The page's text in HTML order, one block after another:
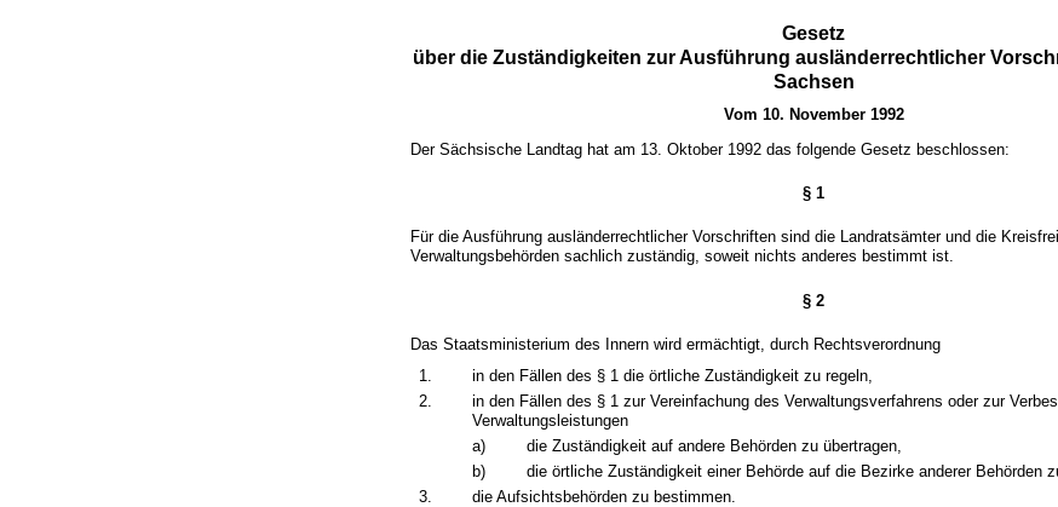
Gesetz
über die Zuständigkeiten zur Ausführung ausländerrechtlicher
Sachsen
Vom 10. November 1992
Der Sächsische Landtag hat am 13. Oktober 1992 das folgende Gesetz beschlossen:
§ 1
Für die Ausführung ausländerrechtlicher Vorschriften sind die Landratsämter und die
Verwaltungsbehörden sachlich zuständig, soweit nichts anderes bestimmt ist.
§ 2
Das Staatsministerium des Innern wird ermächtigt, durch Rechtsverordnung
1.
in den Fällen des § 1 die örtliche Zuständigkeit zu regeln,
2.
in den Fällen des § 1 zur Vereinfachung des Verwaltungsverfahrens oder zur
Verwaltungsleistungen
a)
die Zuständigkeit auf andere Behörden zu übertragen,
b)
die örtliche Zuständigkeit einer Behörde auf die Bezirke anderer Behörden
3.
die Aufsichtsbehörden zu bestimmen.